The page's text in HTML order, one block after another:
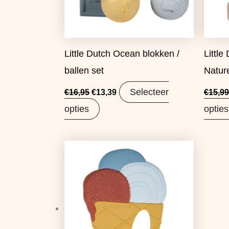
Little Dutch Ocean blokken /
ballen set
€16,95 €13,39
Selecteer
opties
Little
€15,99
opties
prijs
was:
€8,99.
prijs
is:
€7,50.